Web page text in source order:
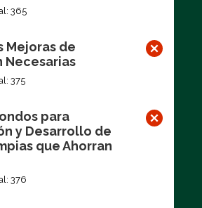
365
Mejoras de
Necesarias
375
para
y Desarrollo de
que Ahorran
376